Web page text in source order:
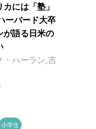
には「塾」
ーバード大卒
が語る日米の
・ハーラン,吉
小学生